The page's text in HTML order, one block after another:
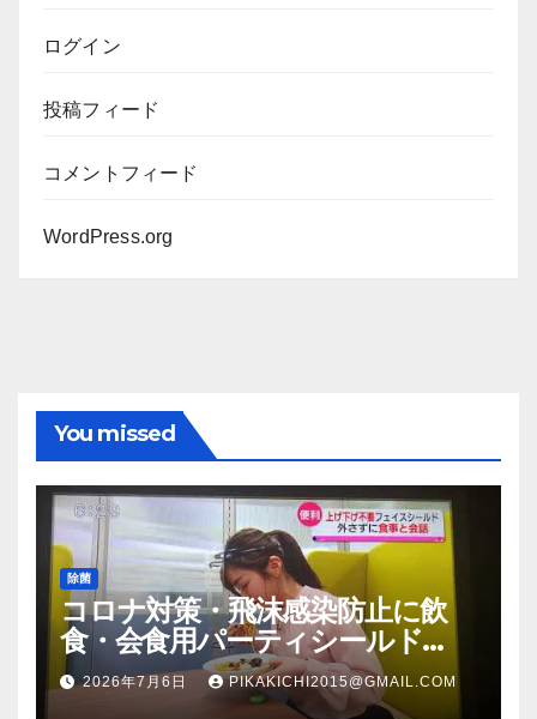
ログイン
投稿フィード
コメントフィード
WordPress.org
You missed
除菌
コロナ対策・飛沫感染防止に飲
食・会食用パーティシールド
（マスク会食代替品）ＦＢＣ福井
放送のＴＶ番組での紹介映像
2026年7月6日 PIKAKICHI2015@GMAIL.COM